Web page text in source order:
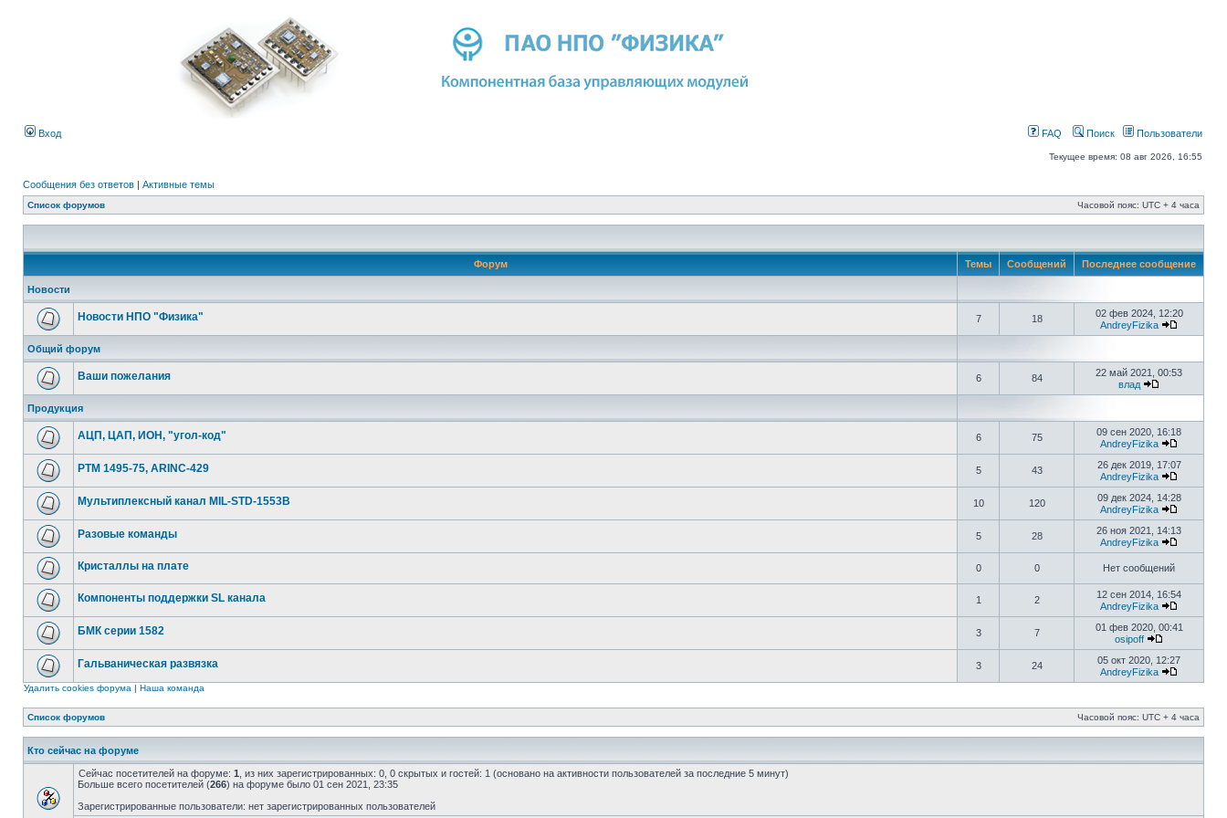
Вход FAQ Поиск Пользователи
Текущее время: 08 авг 2026, 16:55
Сообщения без ответов | Активные темы
Список форумов Часовой пояс: UTC + 4 часа
Форум Темы Сообщений Последнее сообщение
Новости
Новости НПО "Физика" 7 18
02 фев 2024, 12:20
AndreyFizika
Общий форум
Ваши пожелания 6 84
22 май 2021, 00:53
влад
Продукция
АЦП, ЦАП, ИОН, "угол-код" 6 75
09 сен 2020, 16:18
AndreyFizika
РТМ 1495-75, ARINC-429 5 43
26 дек 2019, 17:07
AndreyFizika
Мультиплексный канал MIL-STD-1553B 10 120
09 дек 2024, 14:28
AndreyFizika
Разовые команды 5 28
26 ноя 2021, 14:13
AndreyFizika
Кристаллы на плате 0 0 Нет сообщений
Компоненты поддержки SL канала 1 2
12 сен 2014, 16:54
AndreyFizika
БМК серии 1582 3 7
01 фев 2020, 00:41
osipoff
Гальваническая развязка 3 24
05 окт 2020, 12:27
AndreyFizika
Удалить cookies форума | Наша команда
Список форумов Часовой пояс: UTC + 4 часа
Кто сейчас на форуме
Сейчас посетителей на форуме: 1 , из них зарегистрированных: 0, 0 скрытых и гостей: 1 (основано на активности пользователей за последние 5 минут)
Больше всего посетителей (266) на форуме было 01 сен 2021, 23:35
Зарегистрированные пользователи: нет зарегистрированных пользователей